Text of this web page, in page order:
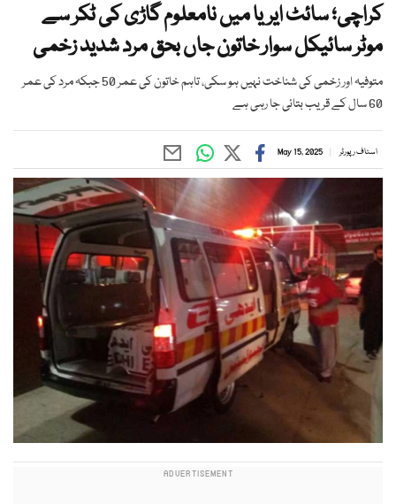
کراچی؛ سائٹ ایریا میں نامعلوم گاڑی کی ٹکر سے
موٹر سائیکل سوار خاتون جاں بحق مرد شدید زخمی
متوفیہ اور زخمی کی شناخت نہیں ہو سکی، تاہم خاتون کی عمر 50 جبکہ مرد کی عمر
60 سال کے قریب بتائی جا رہی ہے
اسٹاف رپورٹر May 15, 2025